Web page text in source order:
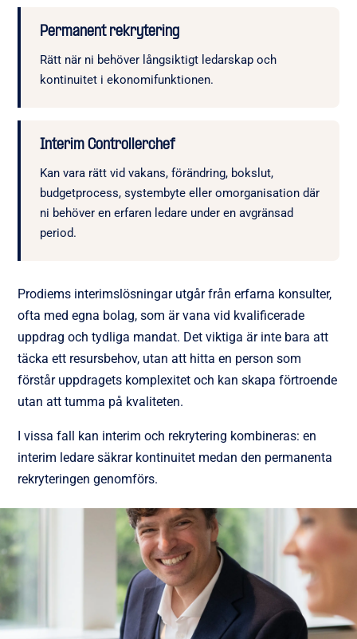
Permanent rekrytering
Rätt när ni behöver långsiktigt ledarskap och
kontinuitet i ekonomifunktionen.
Interim Controllerchef
Kan vara rätt vid vakans, förändring, bokslut,
budgetprocess, systembyte eller omorganisation där
ni behöver en erfaren ledare under en avgränsad
period.
Prodiems interimslösningar utgår från erfarna konsulter,
ofta med egna bolag, som är vana vid kvalificerade
uppdrag och tydliga mandat. Det viktiga är inte bara att
täcka ett resursbehov, utan att hitta en person som
förstår uppdragets komplexitet och kan skapa förtroende
utan att tumma på kvaliteten.
I vissa fall kan interim och rekrytering kombineras: en
interim ledare säkrar kontinuitet medan den permanenta
rekryteringen genomförs.